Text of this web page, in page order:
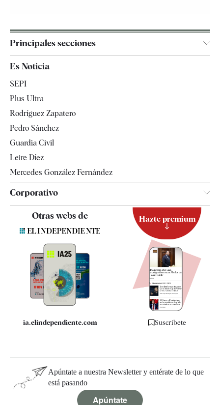
Principales secciones
España
Televisión
Es Noticia
SEPI
Plus Ultra
Rodríguez Zapatero
Pedro Sánchez
Guardia Civil
Leire Díez
Mercedes González Fernández
Corporativo
Contacto
Quiénes somos
Especificaciones
Otras webs de
ia.elindependiente.com
Hazte premium
Suscríbete
Apúntate a nuestra Newsletter y entérate de lo que
está pasando
Apúntate